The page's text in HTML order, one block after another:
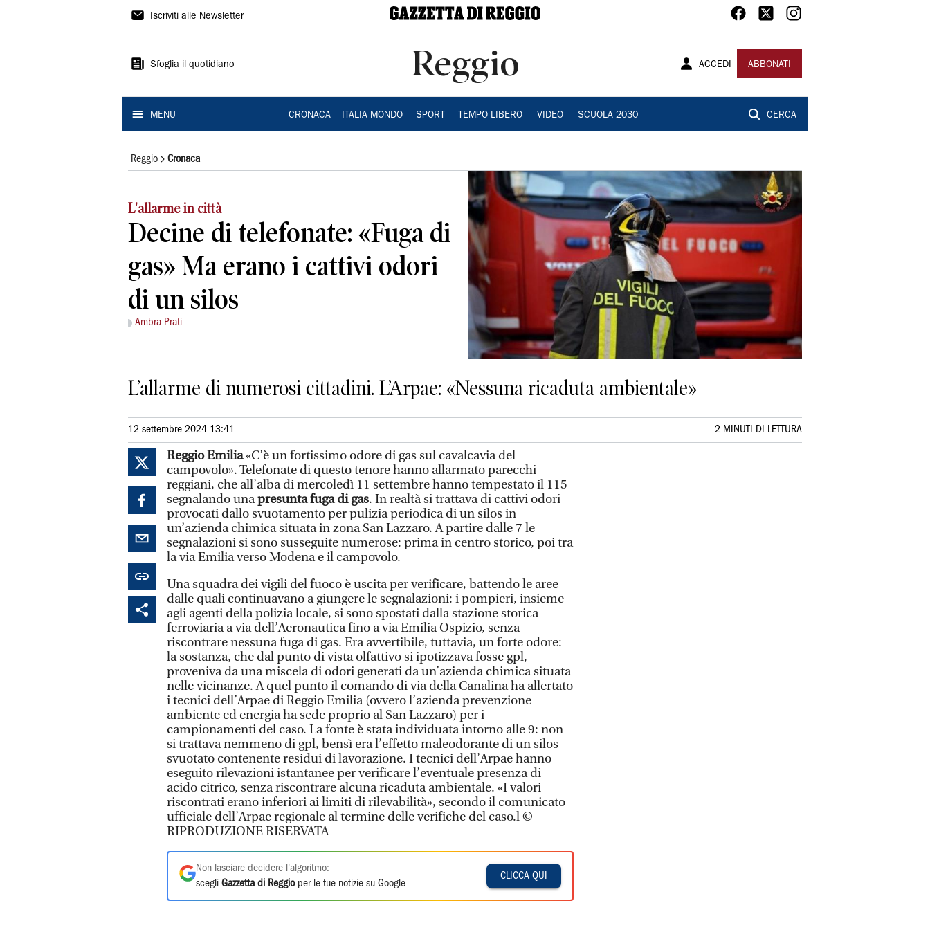
Gazzetta
Reggio
Iscriviti alle Newsletter
Sfoglia il quotidiano Reggio ACCEDI ABBONATI
MENU CRONACA ITALIA MONDO SPORT TEMPO LIBERO VIDEO SCUOLA 2030 CERCA
Reggio Cronaca
L'allarme in città
Decine di telefonate: «Fuga di
gas» Ma erano i cattivi odori
di un silos
Ambra Prati
L’allarme di numerosi cittadini. L’Arpae: «Nessuna ricaduta ambientale»
12 settembre 2024 13:41 2 MINUTI DI LETTURA
Reggio Emilia«C’è un fortissimo odore di gas sul cavalcavia del
campovolo». Telefonate di questo tenore hanno allarmato parecchi
reggiani, che all’alba di mercoledì 11 settembre hanno tempestato il 115
segnalando unapresunta fuga di gas. In realtà si trattava di cattivi odori
provocati dallo svuotamento per pulizia periodica di un silos in
un’azienda chimica situata in zona San Lazzaro. A partire dalle 7 le
segnalazioni si sono susseguite numerose: prima in centro storico, poi tra
la via Emilia verso Modena e il campovolo.
Una squadra dei vigili del fuoco è uscita per verificare, battendo le aree
dalle quali continuavano a giungere le segnalazioni: i pompieri, insieme
agli agenti della polizia locale, si sono spostati dalla stazione storica
ferroviaria a via dell’Aeronautica fino a via Emilia Ospizio, senza
riscontrare nessuna fuga di gas. Era avvertibile, tuttavia, un forte odore:
la sostanza, che dal punto di vista olfattivo si ipotizzava fosse gpl,
proveniva da una miscela di odori generati da un’azienda chimica situata
nelle vicinanze. A quel punto il comando di via della Canalina ha allertato
i tecnici dell’Arpae di Reggio Emilia (ovvero l’azienda prevenzione
ambiente ed energia ha sede proprio al San Lazzaro) per i
campionamenti del caso. La fonte è stata individuata intorno alle 9: non
si trattava nemmeno di gpl, bensì era l’effetto maleodorante di un silos
svuotato contenente residui di lavorazione. I tecnici dell’Arpae hanno
eseguito rilevazioni istantanee per verificare l’eventuale presenza di
acido citrico, senza riscontrare alcuna ricaduta ambientale. «I valori
riscontrati erano inferiori ai limiti di rilevabilità», secondo il comunicato
ufficiale dell’Arpae regionale al termine delle verifiche del caso.l ©
RIPRODUZIONE RISERVATA
Non lasciare decidere l'algoritmo:
scegli Gazzetta di Reggioper le tue notizie su Google
CLICCA QUI